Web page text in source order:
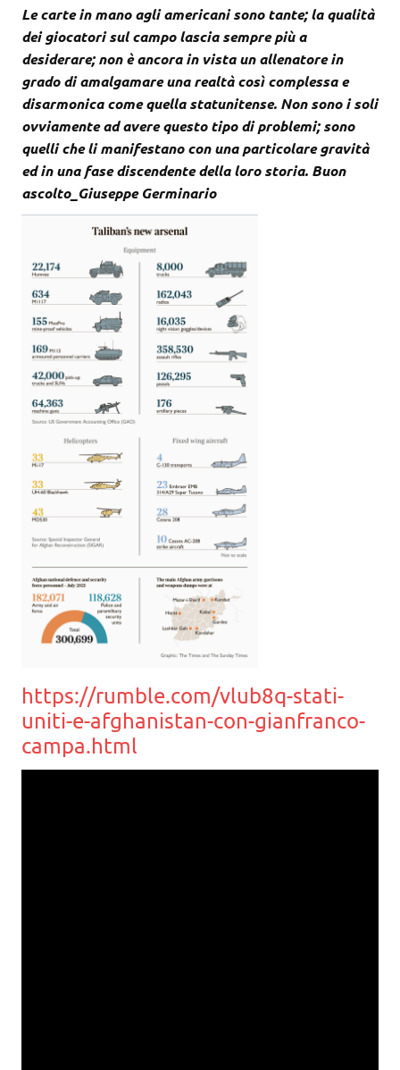
Le carte in mano agli americani sono tante; la qualità
dei giocatori sul campo lascia sempre più a
desiderare; non è ancora in vista un allenatore in
grado di amalgamare una realtà così complessa e
disarmonica come quella statunitense. Non sono i soli
ovviamente ad avere questo tipo di problemi; sono
quelli che li manifestano con una particolare gravità
ed in una fase discendente della loro storia. Buon
ascolto_Giuseppe Germinario
https://rumble.com/vlub8q-stati-
uniti-e-afghanistan-con-gianfranco-
campa.html